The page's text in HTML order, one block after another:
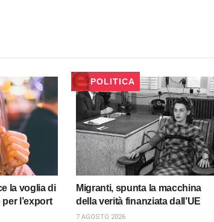
la voglia di
per l’export
POLITICA
Migranti, spunta la macchina
della verità finanziata dall’UE
7 AGOSTO 2026